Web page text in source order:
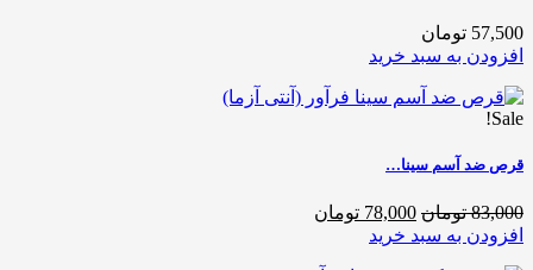
57,500 تومان
افزودن به سبد خرید
Sale!
قرص ضد آسم سینا…
83,000 تومان
78,000 تومان
افزودن به سبد خرید